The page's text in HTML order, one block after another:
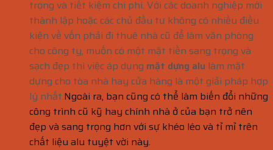
trọng và tiết kiệm chi phí. Với các doanh nghiệp mới
thành lập hoặc các chủ đầu tư không có nhiều điều
kiện về vốn phải đi thuê nhà cũ để làm văn phòng
cho công ty, muốn có một mặt tiền sang trọng và
sạch đẹp thì việc áp dụng mặt dựng alu làm mặt
dựng cho tòa nhà hay cửa hàng là một giải pháp hợp
lý nhất.Ngoài ra, bạn cũng có thể làm biến đổi những
công trình cũ kỹ hay chính nhà ở của bạn trở nên
đẹp và sang trọng hơn với sự khéo léo và tỉ mỉ trên
chất liệu alu tuyệt vời này.